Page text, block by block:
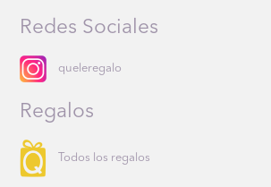
Redes Sociales
queleregalo
Regalos
Todos los regalos